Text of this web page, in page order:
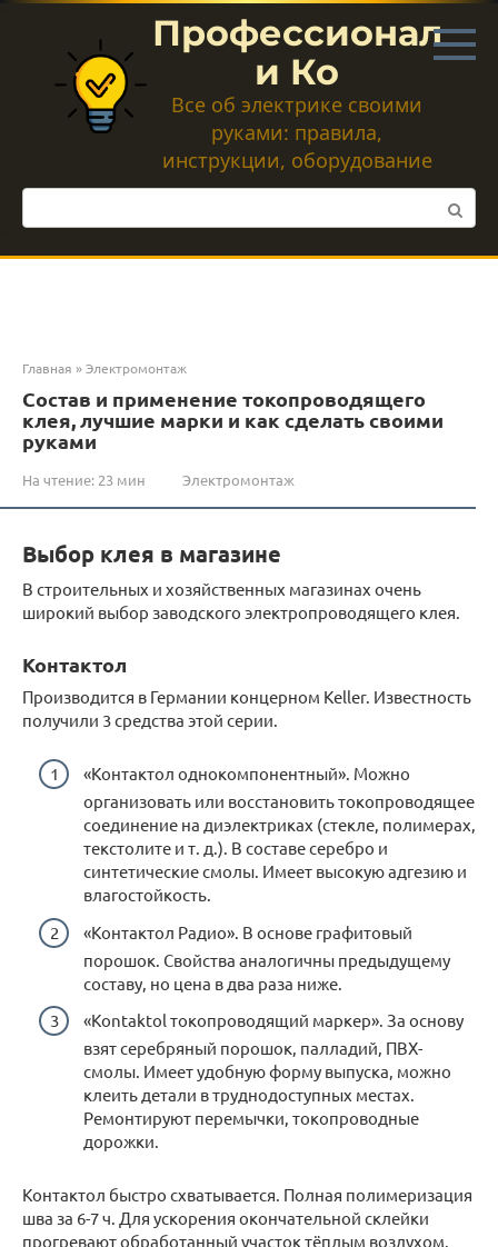
Перейти
контенту
Профессионал
и Ко
Все об электрике своими
руками: правила,
инструкции, оборудование
Поиск:
Главная »Электромонтаж
Состав и применение токопроводящего
клея, лучшие марки и как сделать своими
руками
На чтение: 23 мин Электромонтаж
Выбор клея в магазине
В строительных и хозяйственных магазинах очень
широкий выбор заводского электропроводящего клея.
Контактол
Производится в Германии концерном Keller. Известность
получили 3 средства этой серии.
«Контактол однокомпонентный». Можно
организовать или восстановить токопроводящее
соединение на диэлектриках (стекле, полимерах,
текстолите и т. д.). В составе серебро и
синтетические смолы. Имеет высокую адгезию и
влагостойкость.
«Контактол Радио». В основе графитовый
порошок. Свойства аналогичны предыдущему
составу, но цена в два раза ниже.
«Kontaktol токопроводящий маркер». За основу
взят серебряный порошок, палладий, ПВХ-
смолы. Имеет удобную форму выпуска, можно
клеить детали в труднодоступных местах.
Ремонтируют перемычки, токопроводные
дорожки.
Контактол быстро схватывается. Полная полимеризация
шва за 6-7 ч. Для ускорения окончательной склейки
прогревают обработанный участок тёплым воздухом.